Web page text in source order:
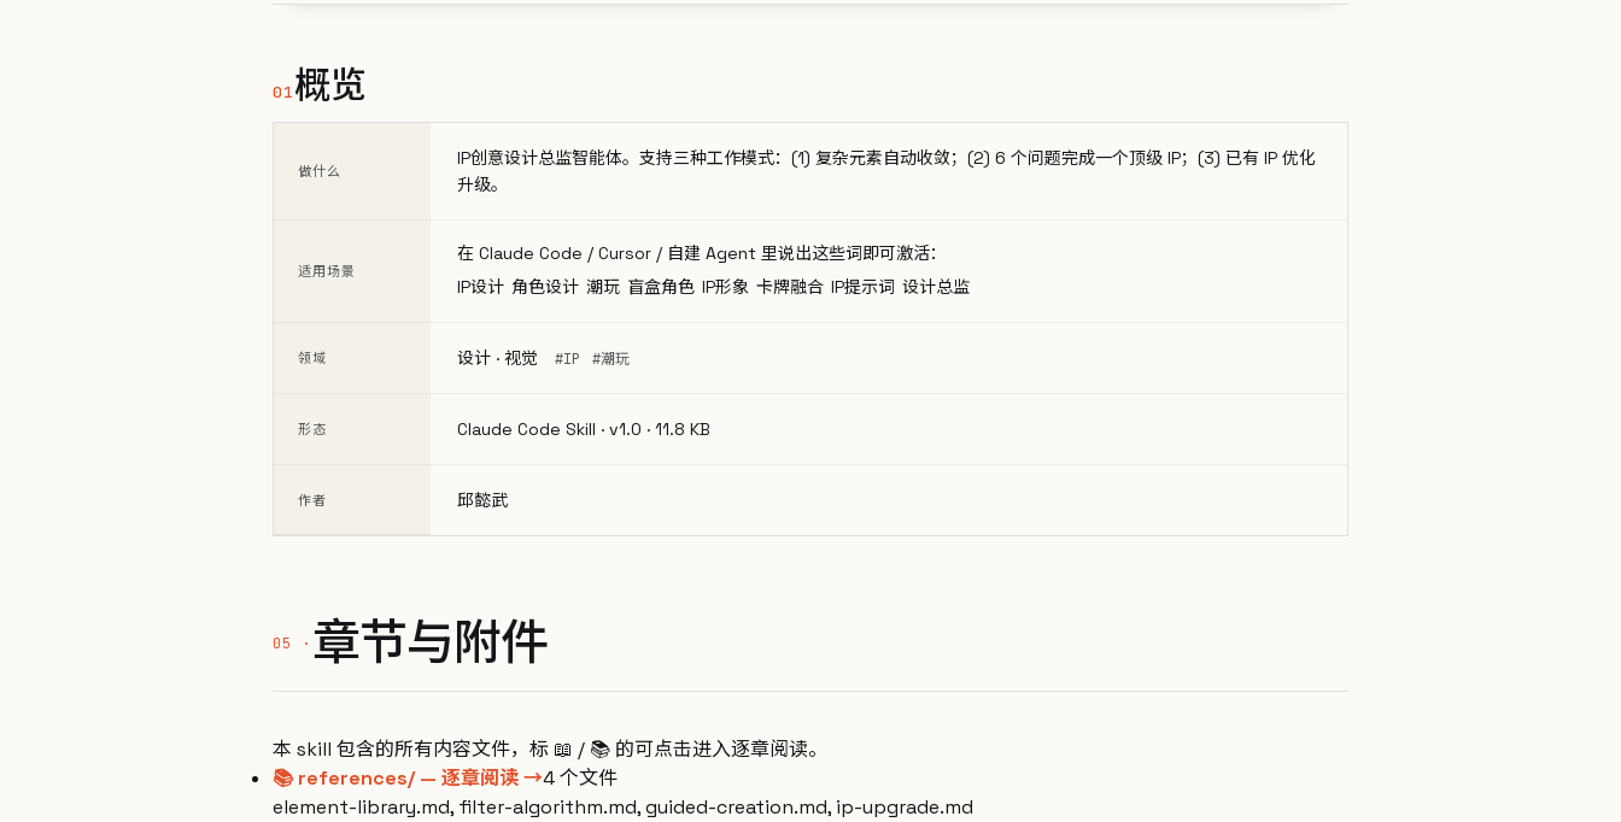
01概览
做什么
IP创意设计总监智能体。支持三种工作模式：(1) 复杂元素自动收敛；(2) 6 个问题完成一个顶级 IP；(3) 已有 IP 优化
升级。
适用场景
在 Claude Code / Cursor / 自建 Agent 里说出这些词即可激活：
IP设计 角色设计 潮玩 盲盒角色 IP形象 卡牌融合 IP提示词 设计总监
领域 设计 · 视觉 #IP #潮玩
形态 Claude Code Skill · v1.0 · 11.8 KB
作者 邱懿武
章节与附件
本 skill 包含的所有内容文件，标 📖 / 📚 的可点击进入逐章阅读。
📚 references/ — 逐章阅读 →4 个文件
element-library.md, filter-algorithm.md, guided-creation.md, ip-upgrade.md